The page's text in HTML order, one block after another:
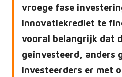
vroege fase
innovatiekrediet te
vooral belangrijk dat
geïnvesteerd, anders
investeerders er met